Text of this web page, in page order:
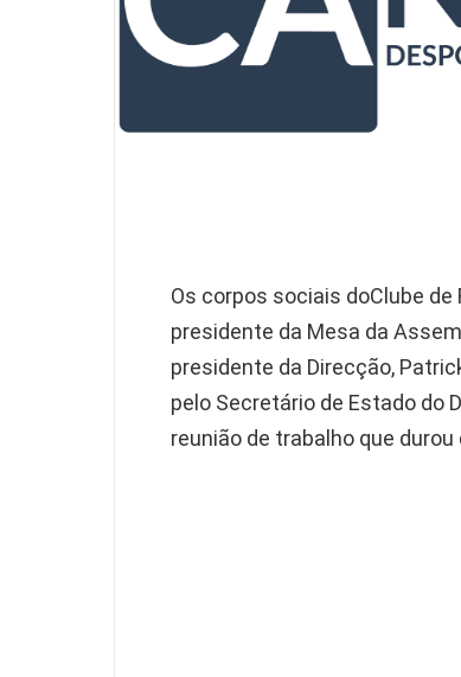
Os corpos sociais doClube de
presidente da Mesa da
presidente da Direcção,
pelo Secretário de Estado do
reunião de trabalho que